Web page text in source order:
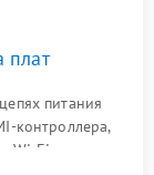
плат
питания
контроллера,
Wi-Fi